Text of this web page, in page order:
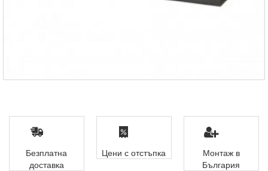
Безплатна
доставка
Цени с отстъпка
Монтаж в
България